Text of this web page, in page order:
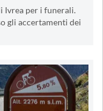
Ivrea per i funerali.
gli accertamenti dei